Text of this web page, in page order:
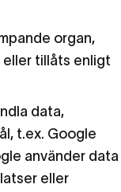
organ,
eller tillåts enligt
data,
t.ex. Google
använder data
eller